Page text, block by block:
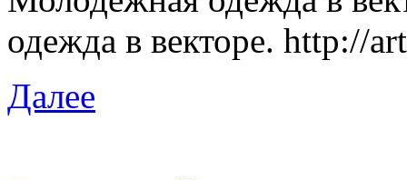
одежда в векторе. http://
Далее